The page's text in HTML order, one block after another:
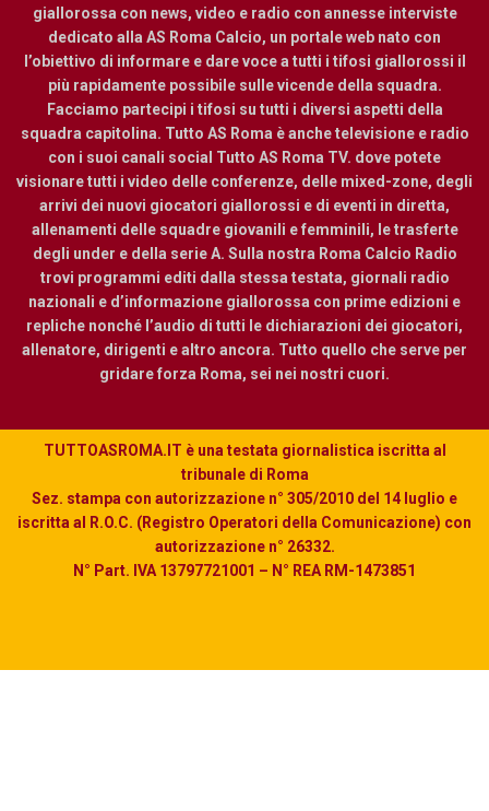
giallorossa con news, video e radio con annesse interviste
dedicato alla AS Roma Calcio, un portale web nato con
l’obiettivo di informare e dare voce a tutti i tifosi giallorossi il
più rapidamente possibile sulle vicende della squadra.
Facciamo partecipi i tifosi su tutti i diversi aspetti della
squadra capitolina. Tutto AS Roma è anche televisione e radio
con i suoi canali social Tutto AS Roma TV. dove potete
visionare tutti i video delle conferenze, delle mixed-zone, degli
arrivi dei nuovi giocatori giallorossi e di eventi in diretta,
allenamenti delle squadre giovanili e femminili, le trasferte
degli under e della serie A. Sulla nostra Roma Calcio Radio
trovi programmi editi dalla stessa testata, giornali radio
nazionali e d’informazione giallorossa con prime edizioni e
repliche nonché l’audio di tutti le dichiarazioni dei giocatori,
allenatore, dirigenti e altro ancora. Tutto quello che serve per
gridare forza Roma, sei nei nostri cuori.
TUTTOASROMA.IT è una testata giornalistica iscritta al
tribunale di Roma
Sez. stampa con autorizzazione n° 305/2010 del 14 luglio e
iscritta al R.O.C. (Registro Operatori della Comunicazione) con
autorizzazione n° 26332.
N° Part. IVA 13797721001 – N° REA RM-1473851